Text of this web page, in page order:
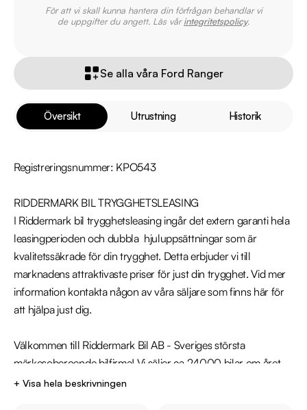
Översikt Utrustning Historik
Registreringsnummer: KPO543
RIDDERMARK BIL TRYGGHETSLEASING
I Riddermark bil trygghetsleasing ingår det extern garanti hela
leasingperioden och dubbla  hjuluppsättningar som är
kvalitetssäkrade för din trygghet. Detta erbjuder vi till
marknadens attraktivaste priser för just din trygghet. Vid mer
information kontakta någon av våra säljare som finns här för
att hjälpa just dig.
Välkommen till Riddermark Bil AB - Sveriges största
märkesoberoende bilfirma! Vi säljer ca 24000 bilar om året.
Alla våra bilar är leveransklara och vi erbjuder även
+ Visa hela beskrivningen
För att vi skall kunna hantera din förfrågan behandlar vi
de uppgifter du angett. Läs vårintegritetspolicy.
Se alla våra Ford Ranger